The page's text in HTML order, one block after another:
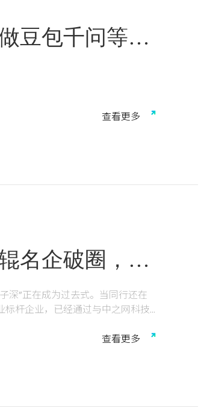
豆包千问等AI
战指
机品牌哪家好""镇江新材料供应商
动获客通道。
查看更多
名企破圈，宣
？
深”正在成为过去式。当同行还在
杆企业，已经通过与中之网科技
查看更多